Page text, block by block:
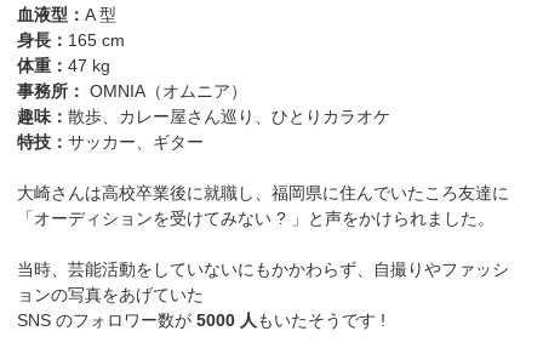
血液型：A 型
身長： 165 cm
体重：47 kg
事務所： OMNIA（オムニア）
趣味：散歩、カレー屋さん巡り、ひとりカラオケ
特技：サッカー、ギター
大崎さんは高校卒業後に就職し、福岡県に住んでいたころ友達に
「オーディションを受けてみない ? 」と声をかけられました。
当時、芸能活動をしていないにもかかわらず、自撮りやファッシ
ョンの写真をあげていた
SNS のフォロワー数が 5000 人 もいたそうです !